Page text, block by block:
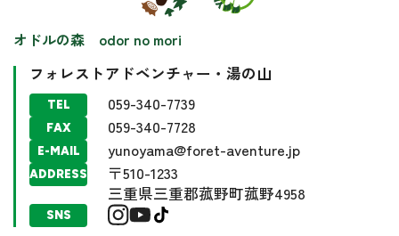
オドルの森 odor no mori
フォレストアドベンチャー・湯の山
TEL 059-340-7739
FAX 059-340-7728
E-MAIL yunoyama@foret-aventure.jp
ADDRESS
〒510-1233
三重県三重郡菰野町菰野4958
SNS